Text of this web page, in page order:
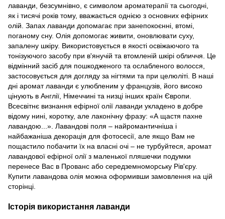
лаванди, безсумнівно, є символом ароматерапії та сьогодні,
як і тисячі років тому, вважається однією з основних ефірних
олій. Запах лаванди допомагає при занепокоєнні, втомі,
поганому сну. Олія допомогає живити, оновлювати суху,
запалену шкіру. Використовується в якості освіжаючого та
тонізуючого засобу при в'янучій та втомленій шкірі обличчя. Це
відмінний засіб для пошкодженого та ослабленого волосся,
застосовується для догляду за нігтями та при целюліті. В наші
дні аромат лаванди є улюбленим у французів, його високо
цінують в Англії, Німеччині та низці інших країн Європи.
Всесвітнє визнання ефірної олії лаванди укладено в добре
відому нині, коротку, але лаконічну фразу: «А щастя пахне
лавандою...». Лавандові поля – найромантичніша і
найбажаніша декорація для фотосесії, але якщо Вам не
пощастило побачити їх на власні очі – не турбуйтеся, аромат
лавандової ефірної олії з маленької пляшечки подумки
перенесе Вас в Прованс або середземноморську Рів'єру.
Купити лавандова олія можна оформивши замовлення на цій
сторінці.
Історія використання лаванди